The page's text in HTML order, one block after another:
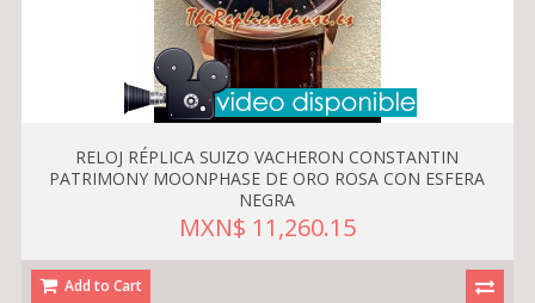
RELOJ RÉPLICA SUIZO VACHERON CONSTANTIN
PATRIMONY MOONPHASE DE ORO ROSA CON ESFERA
NEGRA
MXN$ 11,260.15
Add to Cart